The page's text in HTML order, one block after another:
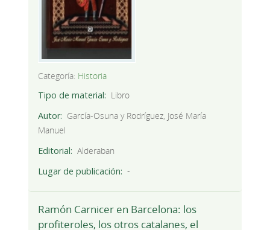
Categoría: Historia
Tipo de material
Libro
Autor
García-Osuna y Rodríguez, José María
Manuel
Editorial
Alderaban
Lugar de publicación
-
Ramón Carnicer en Barcelona: los
profiteroles, los otros catalanes, el